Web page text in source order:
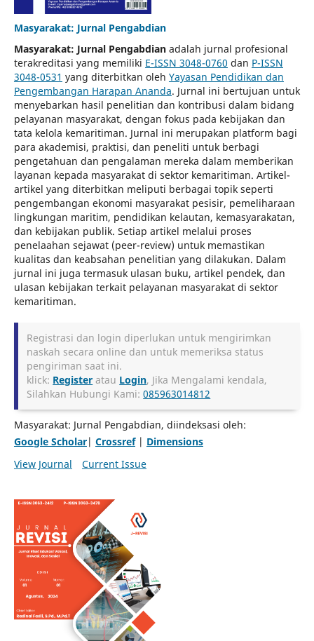
Masyarakat: Jurnal Pengabdian
Masyarakat: Jurnal Pengabdianadalah jurnal profesional
terakreditasi yang memiliki E-ISSN 3048-0760 dan P-ISSN
3048-0531 yang diterbitkan oleh Yayasan Pendidikan dan
Pengembangan Harapan Ananda. Jurnal ini bertujuan untuk
menyebarkan hasil penelitian dan kontribusi dalam bidang
pelayanan masyarakat, dengan fokus pada kebijakan dan
tata kelola kemaritiman. Jurnal ini merupakan platform bagi
para akademisi, praktisi, dan peneliti untuk berbagi
pengetahuan dan pengalaman mereka dalam memberikan
layanan kepada masyarakat di sektor kemaritiman. Artikel-
artikel yang diterbitkan meliputi berbagai topik seperti
pengembangan ekonomi masyarakat pesisir, pemeliharaan
lingkungan maritim, pendidikan kelautan, kemasyarakatan,
dan kebijakan publik. Setiap artikel melalui proses
penelaahan sejawat (peer-review) untuk memastikan
kualitas dan keabsahan penelitian yang dilakukan. Dalam
jurnal ini juga termasuk ulasan buku, artikel pendek, dan
ulasan kebijakan terkait pelayanan masyarakat di sektor
kemaritiman.
Registrasi dan login diperlukan untuk mengirimkan
naskah secara online dan untuk memeriksa status
pengiriman saat ini.
klick: Register atau Login, Jika Mengalami kendala,
Silahkan Hubungi Kami:085963014812
Masyarakat: Jurnal Pengabdian, diindeksasi oleh:
Google Scholar| Crossref| Dimensions
View Journal
Current Issue